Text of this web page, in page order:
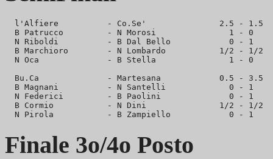
  l'Alfiere          - Co.Se'               2.5 - 1.5
  B Patrucco         - N Morosi               1 - 0
  N Riboldi          - B Dal Bello            0 - 1
  B Marchioro        - N Lombardo           1/2 - 1/2
  N Oca              - B Stella               1 - 0
  Bu.Ca              - Martesana            0.5 - 3.5
  B Magnani          - N Santelli             0 - 1
  N Federici         - B Paolini              0 - 1
  B Cormio           - N Dini               1/2 - 1/2
Finale 3o/4o Posto